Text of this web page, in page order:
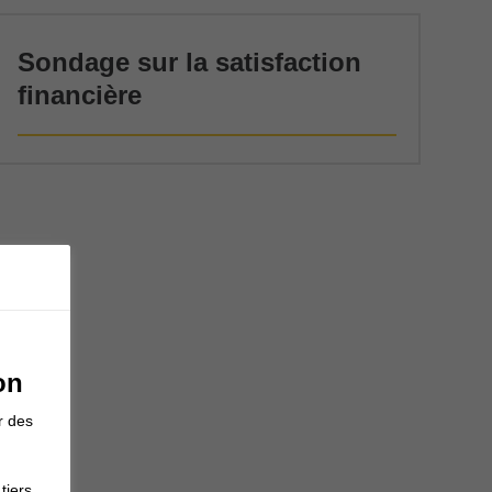
Sondage sur la satisfaction
financière
des